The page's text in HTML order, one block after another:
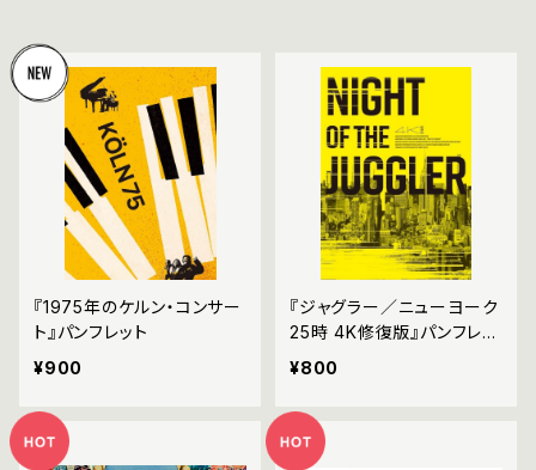
『1975年のケルン・コンサー
ト』パンフレット
¥900
『ジャグラー／ニューヨーク
25時 4K修復版』パンフレッ
ト
¥800